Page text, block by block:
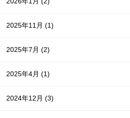
2025年11月(1)
2025年7月(2)
2025年4月(1)
2024年12月(3)